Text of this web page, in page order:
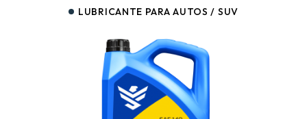
LUBRICANTE PARA AUTOS / SUV